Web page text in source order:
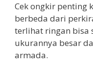
Cek ongkir penting
berbeda dari
terlihat ringan bisa
ukurannya besar
armada.